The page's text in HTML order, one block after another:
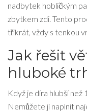
nadbytek hobličkým
zbytkem zdi. Tento
třikrát, vždy s tenkou
Jak řešit
hluboké
Když je díra hlubší než
Nemůžete ji naplnit